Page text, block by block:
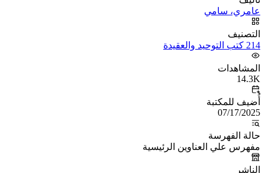
عامري، سامي
التصنيف
214 كتب التوحيد والعقيدة
المشاهدات
14.3K
أُضيف للمكتبة
07/17/2025
حالة الفهرسة
مفهرس علي العناوين الرئيسية
الناشر